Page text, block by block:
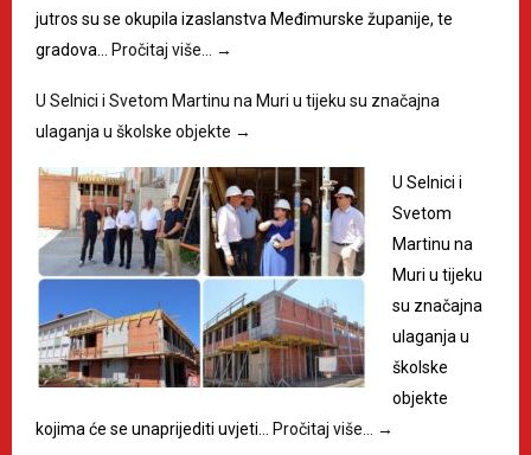
jutros su se okupila izaslanstva Međimurske županije, te
gradova… Pročitaj više… →
U Selnici i Svetom Martinu na Muri u tijeku su značajna
ulaganja u školske objekte →
U Selnici i
Svetom
Martinu na
Muri u tijeku
su značajna
ulaganja u
školske
objekte
kojima će se unaprijediti uvjeti… Pročitaj više… →